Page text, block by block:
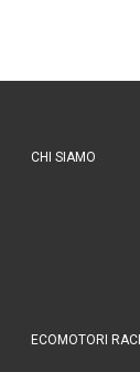
CHI SIAMO
ECOMOTORI